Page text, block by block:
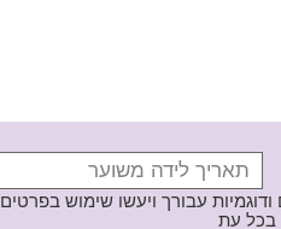
עבורך ויעשו שימוש בפרטים